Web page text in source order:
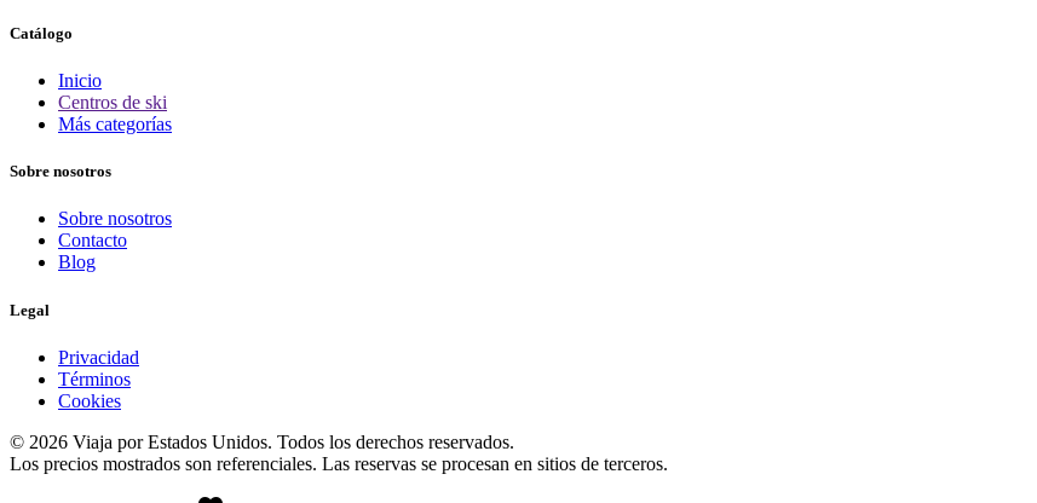
Catálogo
Inicio
Centros de ski
Más categorías
Sobre nosotros
Sobre nosotros
Contacto
Blog
Legal
Privacidad
Términos
Cookies
© 2026 Viaja por Estados Unidos. Todos los derechos reservados.
Los precios mostrados son referenciales. Las reservas se procesan en sitios de terceros.